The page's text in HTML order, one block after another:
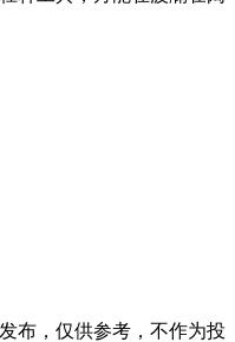
布，仅供参考，不作为投